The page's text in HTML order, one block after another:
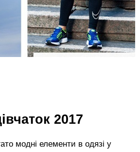
2017
модні елементи в одязі у